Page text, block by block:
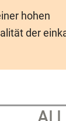
hohen
der